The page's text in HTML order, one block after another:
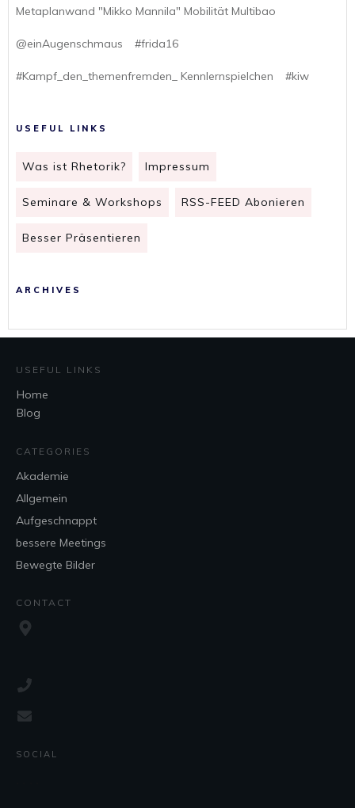
Metaplanwand "Mikko Mannila" Mobilität Multibao
@einAugenschmaus #frida16
#Kampf_den_themenfremden_ Kennlernspielchen #kiw
USEFUL LINKS
Was ist Rhetorik? Impressum
Seminare & Workshops RSS-FEED Abonieren
Besser Präsentieren
ARCHIVES
USEFUL LINKS
Home
Blog
CATEGORIES
Akademie
Allgemein
Aufgeschnappt
bessere Meetings
Bewegte Bilder
CONTACT
SOCIAL